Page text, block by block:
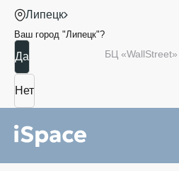
Липецк
Ваш город "Липецк"?
БЦ